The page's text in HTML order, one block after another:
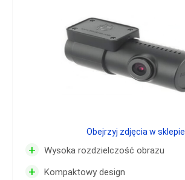
+ Wysoka rozdzielczość obrazu
+ Kompaktowy design
Obejrzyj zdjęcia w sklepie